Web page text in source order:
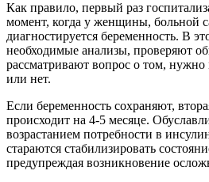
Как правило, первый раз
момент, когда у женщины, больной
диагностируется беременность. В
необходимые анализы, проверяют
рассматривают вопрос о том, нужно
или нет.
Если беременность сохраняют,
происходит на 4-5 месяце.
возрастанием потребности в
стараются стабилизировать
предупреждая возникновение